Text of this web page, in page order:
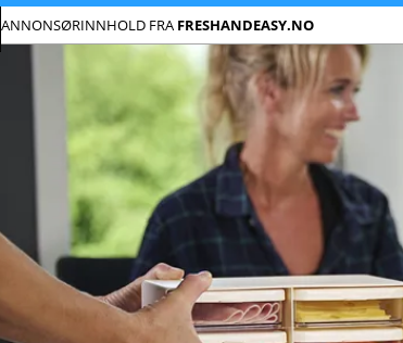
ANNONSØRINNHOLD FRA FRESHANDEASY.NO